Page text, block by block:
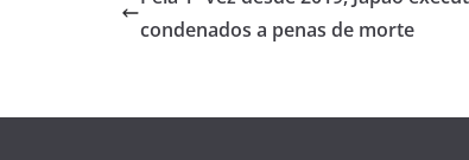
condenados a penas de morte